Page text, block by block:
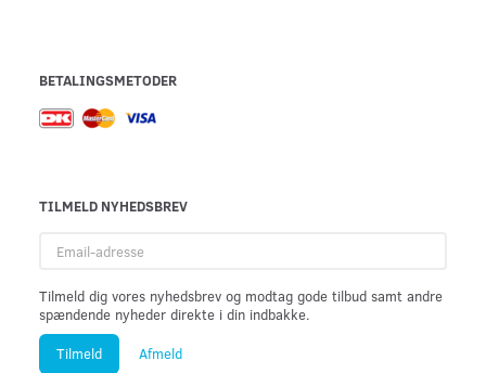
BETALINGSMETODER
TILMELD NYHEDSBREV
adresse
Tilmeld dig vores nyhedsbrev og modtag gode tilbud samt andre
spændende nyheder direkte i din indbakke.
Tilmeld Afmeld